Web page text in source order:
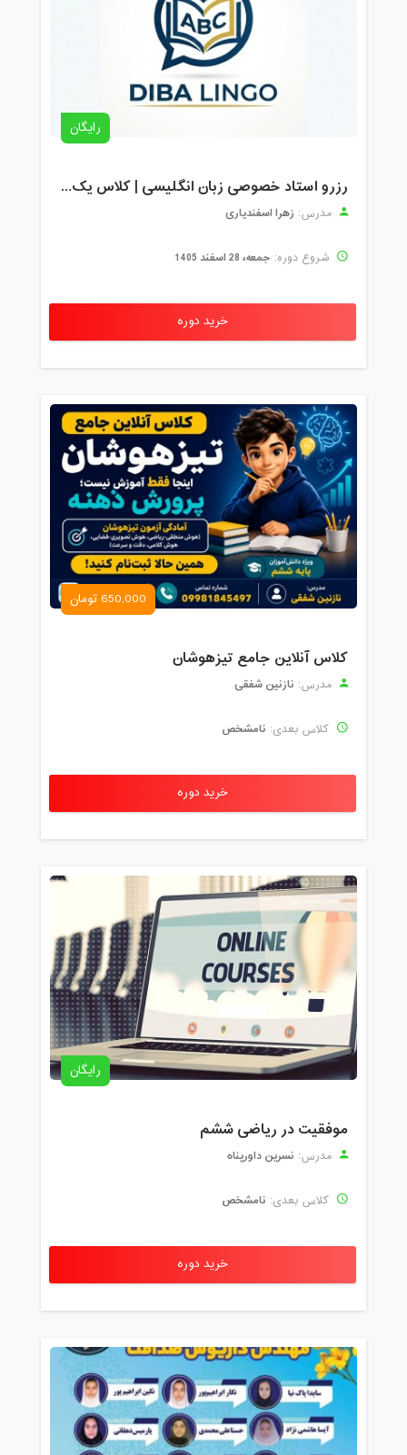
رایگان
رزرو استاد خصوصی زبان انگلیسی | کلاس یک‌نفره با زهرا اسفندیاری + مشاوره رایگان
مدرس: زهرا اسفندیاری
شروع دوره: جمعه، 28 اسفند 1405
خرید دوره
650,000 تومان
کلاس آنلاین جامع تیزهوشان
مدرس: نازنین شفقی
کلاس بعدی: نامشخص
خرید دوره
رایگان
موفقیت در ریاضی ششم
مدرس: نسرین داورپناه
کلاس بعدی: نامشخص
خرید دوره